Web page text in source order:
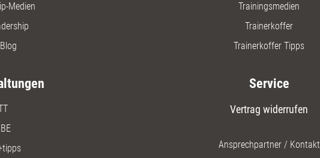
Medien
Trainingsmedien
Trainerkoffer
Trainerkoffer Tipps
Service
Vertrag widerrufen
Ansprechpartner / Kontakt